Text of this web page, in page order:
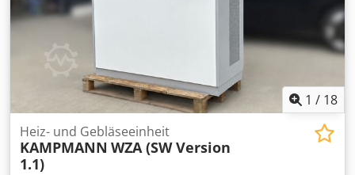
1 / 18
Heiz- und Gebläseeinheit
KAMPMANN WZA (SW Version
1.1)